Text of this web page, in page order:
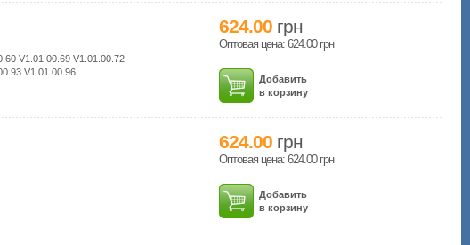
V1.01.00.69 V1.01.00.72
V1.01.00.96
624.00 грн
Оптовая цена: 624.00 грн
Добавить
в корзину
624.00 грн
Оптовая цена: 624.00 грн
Добавить
в корзину